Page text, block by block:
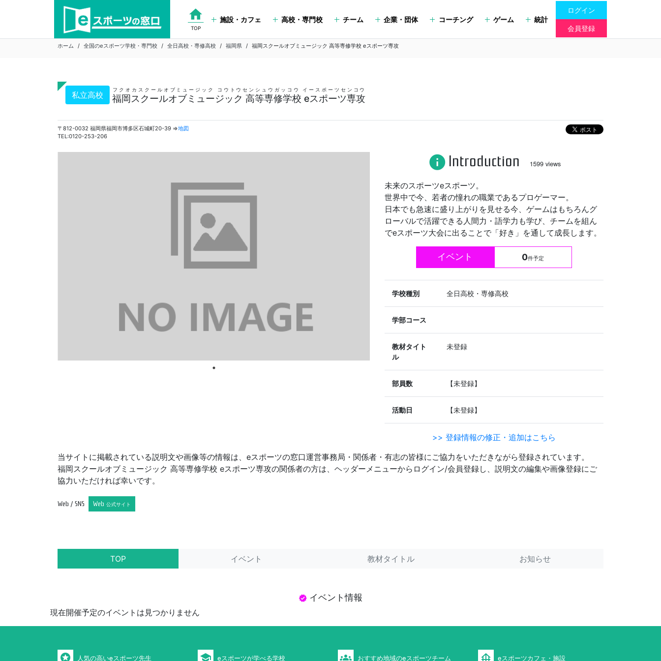
home
TOP
施設・カフェ 高校・専門校 チーム 企業・団体 コーチング ゲーム 統計
ログイン
会員登録
ホーム 全国のeスポーツ学校・専門校 全日高校・専修高校 福岡県 福岡スクールオブミュージック 高等専修学校 eスポーツ専攻
私立高校 福岡スクールオブミュージック 高等専修学校 eスポーツ専攻
フクオカスクールオブミュージック コウトウセンシュウガッコウ イースポーツセンコウ
〒812-0032 福岡県福岡市博多区石城町20-39 ⇒地図
TEL:0120-253-206
info Introduction 1599 views
未来のスポーツeスポーツ。
世界中で今、若者の憧れの職業であるプロゲーマー。
日本でも急速に盛り上がりを見せる今、ゲームはもちろんグ
ローバルで活躍できる人間力・語学力も学び、チームを組ん
でeスポーツ大会に出ることで「好き」を通して成長します。
イベント 0件予定
学校種別 全日高校・専修高校
学部コース
教材タイト
ル
未登録
部員数 【未登録】
活動日 【未登録】
>> 登録情報の修正・追加はこちら
当サイトに掲載されている説明文や画像等の情報は、eスポーツの窓口運営事務局・関係者・有志の皆様にご協力をいただきながら登録されています。
福岡スクールオブミュージック 高等専修学校 eスポーツ専攻の関係者の方は、ヘッダーメニューからログイン/会員登録し、説明文の編集や画像登録にご
協力いただければ幸いです。
Web / SNS Web 公式サイト
TOP イベント 教材タイトル お知らせ
verified イベント情報
現在開催予定のイベントは見つかりません
stars 人気の高いeスポーツ先生 school eスポーツが学べる学校 groups おすすめ地域のeスポーツチーム foundation eスポーツカフェ・施設